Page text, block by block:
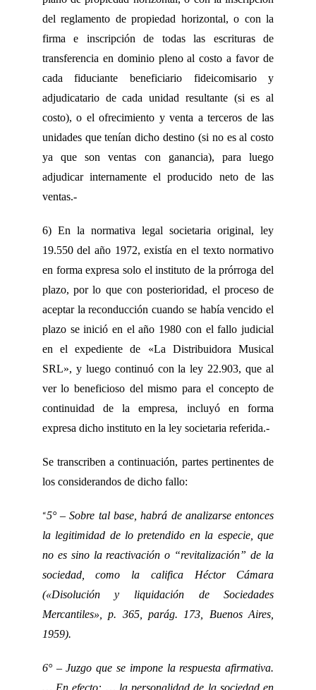
del reglamento de propiedad horizontal, o con la
firma e inscripción de todas las escrituras de
transferencia en dominio pleno al costo a favor de
cada fiduciante beneficiario fideicomisario y
adjudicatario de cada unidad resultante (si es al
costo), o el ofrecimiento y venta a terceros de las
unidades que tenían dicho destino (si no es al costo
ya que son ventas con ganancia), para luego
adjudicar internamente el producido neto de las
ventas.-
6) En la normativa legal societaria original, ley
19.550 del año 1972, existía en el texto normativo
en forma expresa solo el instituto de la prórroga del
plazo, por lo que con posterioridad, el proceso de
aceptar la reconducción cuando se había vencido el
plazo se inició en el año 1980 con el fallo judicial
en el expediente de «La Distribuidora Musical
SRL», y luego continuó con la ley 22.903, que al
ver lo beneficioso del mismo para el concepto de
continuidad de la empresa, incluyó en forma
expresa dicho instituto en la ley societaria referida.-
Se transcriben a continuación, partes pertinentes de
los considerandos de dicho fallo:
“5° – Sobre tal base, habrá de analizarse entonces
la legitimidad de lo pretendido en la especie, que
no es sino la reactivación o “revitalización” de la
sociedad, como la califica Héctor Cámara
(«Disolución y liquidación de Sociedades
Mercantiles», p. 365, parág. 173, Buenos Aires,
1959).
6° – Juzgo que se impone la respuesta afirmativa.
… En efecto: … la personalidad de la sociedad en